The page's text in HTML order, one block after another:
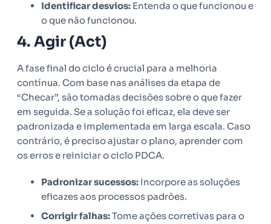
Identificar desvios: Entenda o que funcionou e
o que não funcionou.
4. Agir (Act)
A fase final do ciclo é crucial para a melhoria
contínua. Com base nas análises da etapa de
“Checar”, são tomadas decisões sobre o que fazer
em seguida. Se a solução foi eficaz, ela deve ser
padronizada e implementada em larga escala. Caso
contrário, é preciso ajustar o plano, aprender com
os erros e reiniciar o ciclo PDCA.
Padronizar sucessos: Incorpore as soluções
eficazes aos processos padrões.
Corrigir falhas:Tome ações corretivas para o